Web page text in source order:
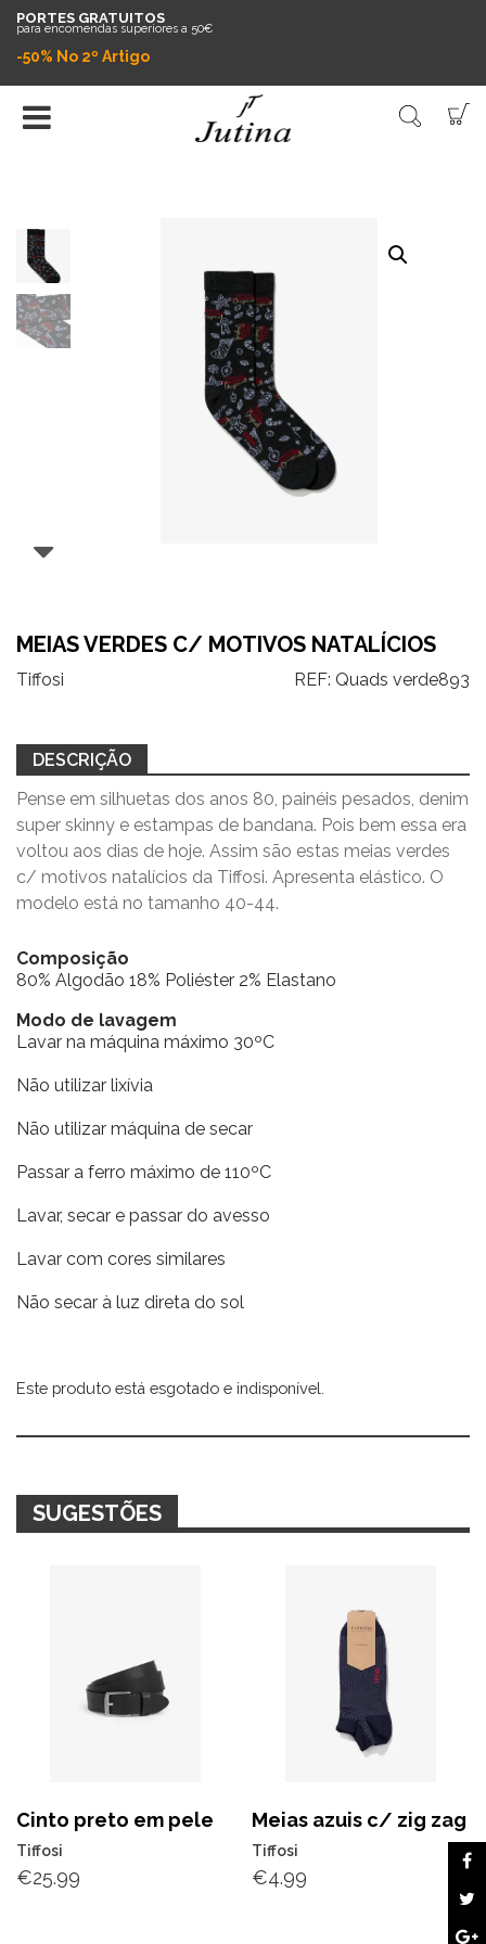
PORTES GRATUITOS
para encomendas superiores a 50€
-50% No 2º Artigo
MEIAS VERDES C/ MOTIVOS NATALÍCIOS
Tiffosi REF: Quads verde893
DESCRIÇÃO
Pense em silhuetas dos anos 80, painéis pesados, denim
super skinny e estampas de bandana. Pois bem essa era
voltou aos dias de hoje. Assim são estas meias verdes
c/ motivos natalícios da Tiffosi. Apresenta elástico. O
modelo está no tamanho 40-44.
Composição
80% Algodão 18% Poliéster 2% Elastano
Modo de lavagem
Lavar na máquina máximo 30ºC
Não utilizar lixívia
Não utilizar máquina de secar
Passar a ferro máximo de 110ºC
Lavar, secar e passar do avesso
Lavar com cores similares
Não secar à luz direta do sol
Este produto está esgotado e indisponível.
Alternative:
SUGESTÕES
Cinto preto em pele
Tiffosi
€25.99
Meias azuis c/ zig zag
Tiffosi
€4.99